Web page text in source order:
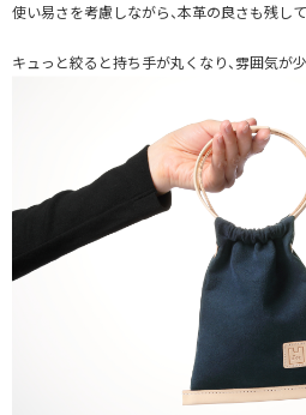
使い易さを考慮しながら、本革の良さも残して
キュっと絞ると持ち手が丸くなり、雰囲気が